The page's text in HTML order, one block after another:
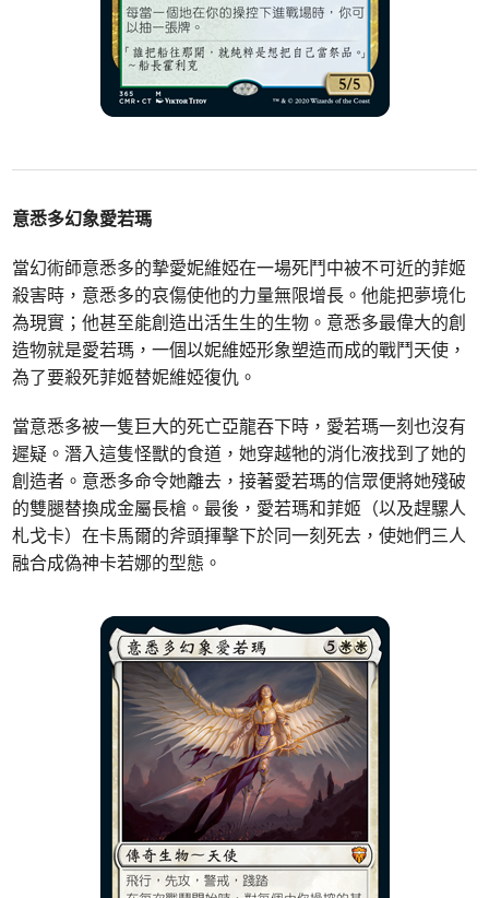
意悉多幻象愛若瑪
當幻術師意悉多的摯愛妮維婭在一場死鬥中被不可近的菲姬
殺害時，意悉多的哀傷使他的力量無限增長。他能把夢境化
為現實；他甚至能創造出活生生的生物。意悉多最偉大的創
造物就是愛若瑪，一個以妮維婭形象塑造而成的戰鬥天使，
為了要殺死菲姬替妮維婭復仇。
當意悉多被一隻巨大的死亡亞龍吞下時，愛若瑪一刻也沒有
遲疑。潛入這隻怪獸的食道，她穿越牠的消化液找到了她的
創造者。意悉多命令她離去，接著愛若瑪的信眾便將她殘破
的雙腿替換成金屬長槍。最後，愛若瑪和菲姬（以及趕騾人
札戈卡）在卡馬爾的斧頭揮擊下於同一刻死去，使她們三人
融合成偽神卡若娜的型態。